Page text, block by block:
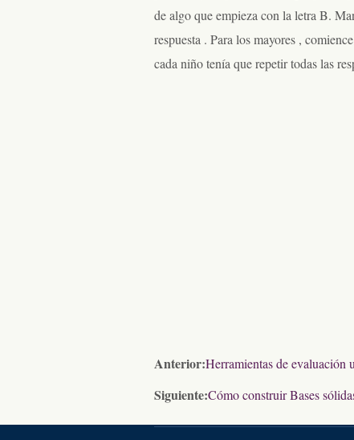
de algo que empieza con la letra B.
respuesta . Para los mayores ,
cada niño tenía que repetir todas las
Anterior:Herramientas de evaluación
Siguiente:Cómo construir Bases